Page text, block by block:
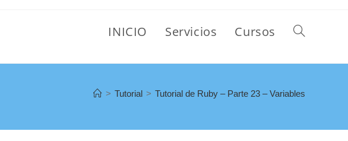
INICIO Servicios Cursos
> Tutorial > Tutorial de Ruby – Parte 23 – Variables